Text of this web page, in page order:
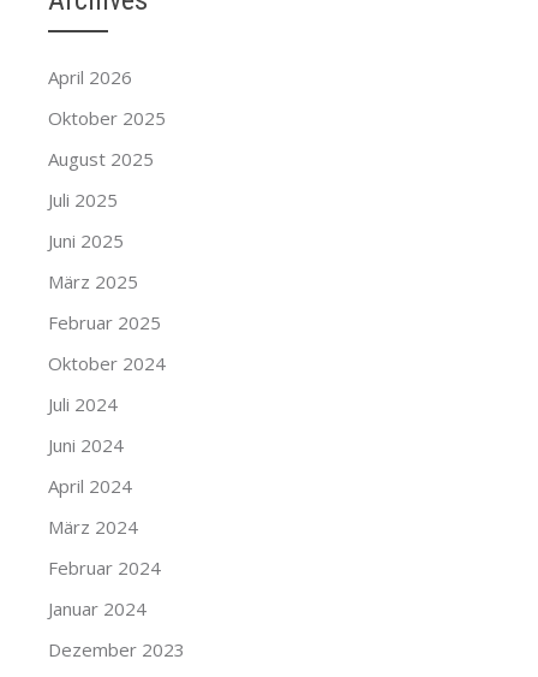
April 2026
Oktober 2025
August 2025
Juli 2025
Juni 2025
März 2025
Februar 2025
Oktober 2024
Juli 2024
Juni 2024
April 2024
März 2024
Februar 2024
Januar 2024
Dezember 2023